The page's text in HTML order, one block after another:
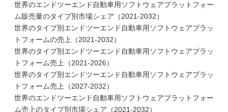
世界のエンドツーエンド自動車用ソフトウェアプラットフォー
ム販売量のタイプ別市場シェア（2021-2032）
世界のタイプ別エンドツーエンド自動車用ソフトウェアプラッ
トフォームの売上（2021-2032）
世界のタイプ別エンドツーエンド自動車用ソフトウェアプラッ
トフォーム売上（2021-2026）
世界のタイプ別エンドツーエンド自動車用ソフトウェアプラッ
トフォーム売上（2027-2032）
世界のエンドツーエンド自動車用ソフトウェアプラットフォー
ム売上のタイプ別市場シェア（2021-2032）